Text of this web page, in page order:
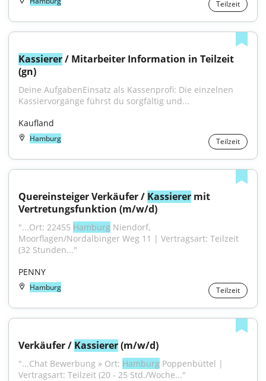
Teilzeit
Kassierer / Mitarbeiter Information in Teilzeit
(gn)
Deine AufgabenEinsatz als Kassenprofi: Die einzelnen
Kassiervorgänge führst du sorgfältig und...
Kaufland
Hamburg Teilzeit
Quereinsteiger Verkäufer / Kassierer mit
Vertretungsfunktion (m/w/d)
"...Ort: 22455 Hamburg Niendorf,
Moorflagen/Nordalbinger Weg 11 | Vertragsart: Teilzeit
(32 Stunden..."
PENNY
Hamburg Teilzeit
Verkäufer / Kassierer (m/w/d)
"...Chat Bewerbung » Ort: Hamburg Poppenbüttel |
Vertragsart: Teilzeit (20 - 25 Std./Woche..."